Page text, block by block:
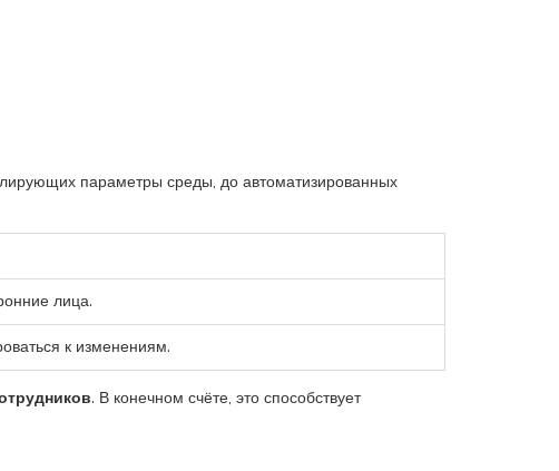
параметры среды, до автоматизированных
лица.
к изменениям.
. В конечном счёте, это способствует